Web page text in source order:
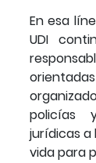
En esa
UDI
policías
jurídicas a
vida para